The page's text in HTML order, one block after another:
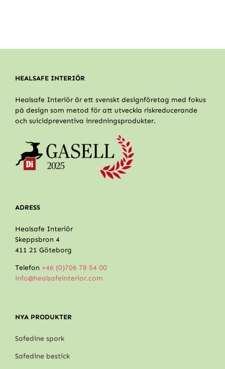
HEALSAFE INTERIÖR
Healsafe Interiör är ett svenskt designföretag med fokus
på design som metod för att utveckla riskreducerande
och suicidpreventiva inredningsprodukter.
ADRESS
Healsafe Interiör
Skeppsbron 4
411 21 Göteborg
Telefon +46 (0)706 78 54 00
info@healsafeinterior.com
NYA PRODUKTER
Safedine spork
Safedine bestick